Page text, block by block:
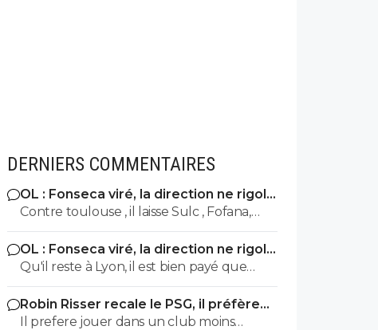
DERNIERS COMMENTAIRES
OL : Fonseca viré, la direction ne rigole
plus
Contre toulouse , il laisse Sulc , Fofana,
tagliafico et Nuamah sur le banc... de plus
avec son délire de foutre Endrick en aillier,
tu te tapes l'autre plot nullissime de
Yaremtchuk... Voila voila
OL : Fonseca viré, la direction ne rigole
plus
Qu'il reste à Lyon, il est bien payé que
demander de plus
Robin Risser recale le PSG, il préfère
Lens
Il prefere jouer dans un club moins